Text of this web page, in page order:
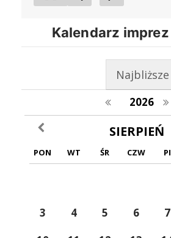
Poprzedni Element
Następny
Kalendarz
Najbliższe
poprzedni
2026
poprzedni miesiącSIERPIEŃ
PON WT ŚR CZW PI
3
4 5 6 7